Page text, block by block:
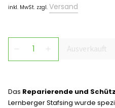
inkl. MwSt. zzgl. Versand
Ausverkauft
Das Reparierende und
Lernberger Stafsing wurde